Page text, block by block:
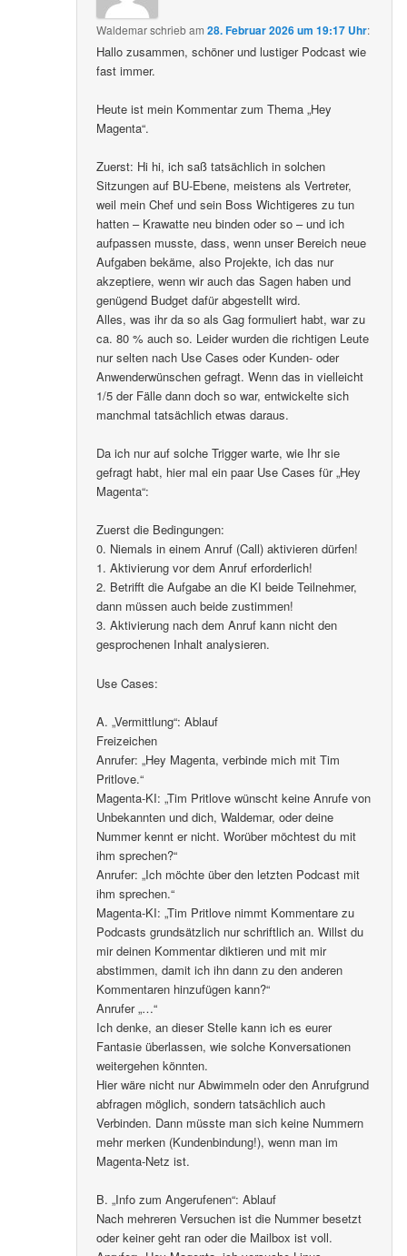
Waldemarschriebam28. Februar 2026 um 19:17 Uhr:
Hallo zusammen, schöner und lustiger Podcast wie
fast immer.
Heute ist mein Kommentar zum Thema „Hey
Magenta“.
Zuerst: Hi hi, ich saß tatsächlich in solchen
Sitzungen auf BU-Ebene, meistens als Vertreter,
weil mein Chef und sein Boss Wichtigeres zu tun
hatten – Krawatte neu binden oder so – und ich
aufpassen musste, dass, wenn unser Bereich neue
Aufgaben bekäme, also Projekte, ich das nur
akzeptiere, wenn wir auch das Sagen haben und
genügend Budget dafür abgestellt wird.
Alles, was ihr da so als Gag formuliert habt, war zu
ca. 80 % auch so. Leider wurden die richtigen Leute
nur selten nach Use Cases oder Kunden- oder
Anwenderwünschen gefragt. Wenn das in vielleicht
1/5 der Fälle dann doch so war, entwickelte sich
manchmal tatsächlich etwas daraus.
Da ich nur auf solche Trigger warte, wie Ihr sie
gefragt habt, hier mal ein paar Use Cases für „Hey
Magenta“:
Zuerst die Bedingungen:
0. Niemals in einem Anruf (Call) aktivieren dürfen!
1. Aktivierung vor dem Anruf erforderlich!
2. Betrifft die Aufgabe an die KI beide Teilnehmer,
dann müssen auch beide zustimmen!
3. Aktivierung nach dem Anruf kann nicht den
gesprochenen Inhalt analysieren.
Use Cases:
A. „Vermittlung“: Ablauf
Freizeichen
Anrufer: „Hey Magenta, verbinde mich mit Tim
Pritlove.“
Magenta-KI: „Tim Pritlove wünscht keine Anrufe von
Unbekannten und dich, Waldemar, oder deine
Nummer kennt er nicht. Worüber möchtest du mit
ihm sprechen?“
Anrufer: „Ich möchte über den letzten Podcast mit
ihm sprechen.“
Magenta-KI: „Tim Pritlove nimmt Kommentare zu
Podcasts grundsätzlich nur schriftlich an. Willst du
mir deinen Kommentar diktieren und mit mir
abstimmen, damit ich ihn dann zu den anderen
Kommentaren hinzufügen kann?“
Anrufer „…“
Ich denke, an dieser Stelle kann ich es eurer
Fantasie überlassen, wie solche Konversationen
weitergehen könnten.
Hier wäre nicht nur Abwimmeln oder den Anrufgrund
abfragen möglich, sondern tatsächlich auch
Verbinden. Dann müsste man sich keine Nummern
mehr merken (Kundenbindung!), wenn man im
Magenta-Netz ist.
B. „Info zum Angerufenen“: Ablauf
Nach mehreren Versuchen ist die Nummer besetzt
oder keiner geht ran oder die Mailbox ist voll.